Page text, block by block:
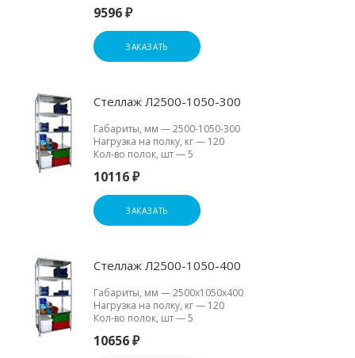
9596 ₽
ЗАКАЗАТЬ
Стеллаж Л2500-1050-300
Габариты, мм —2500-1050-300
Нагрузка на полку, кг— 120
Кол-во полок, шт—5
10116 ₽
ЗАКАЗАТЬ
Стеллаж Л2500-1050-400
Габариты, мм —2500х1050х400
Нагрузка на полку, кг— 120
Кол-во полок, шт—5
10656 ₽